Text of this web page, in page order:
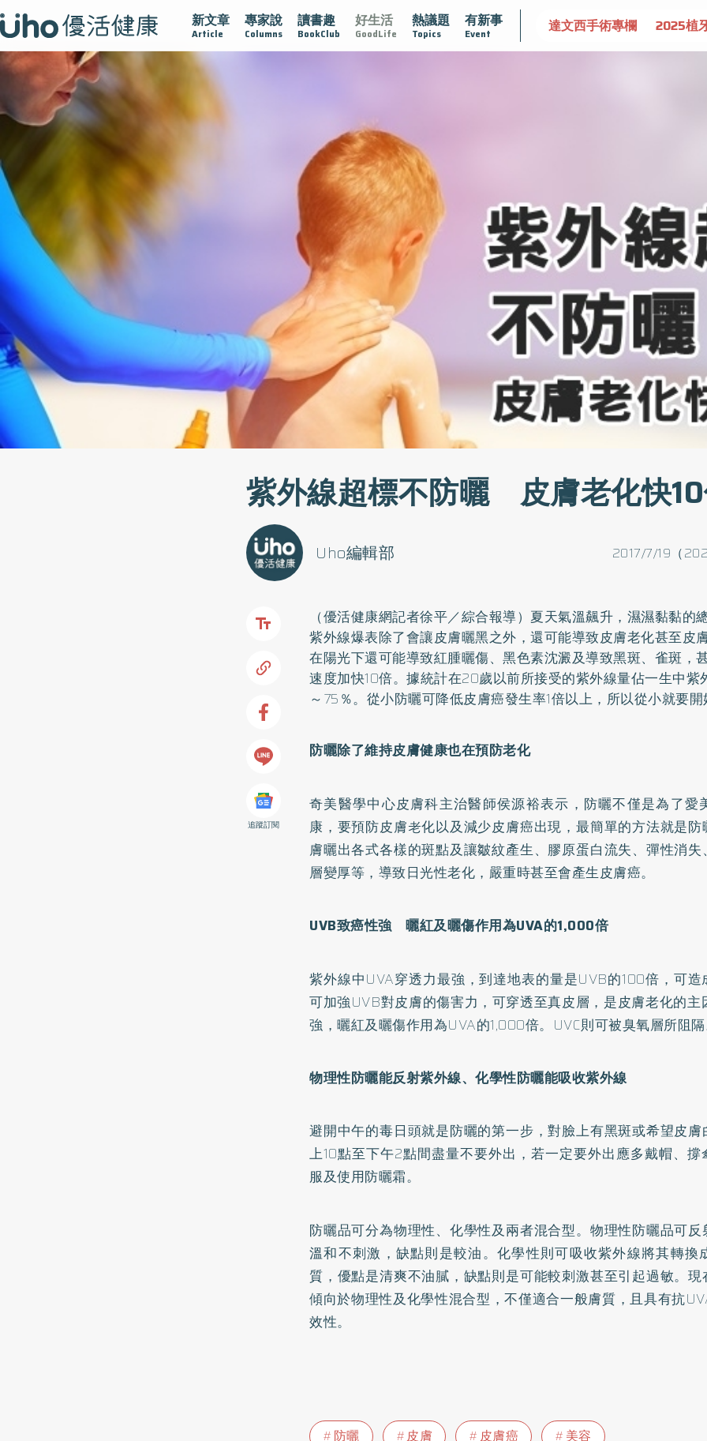
新文章
Article
專家說
Columns
讀書趣
BookClub
好生活
GoodLife
熱議題
Topics
有新事
Event
疫情保衛戰 再生醫學 愛的未來視 認識攝護腺肥大 守護骨骼健康 達文西手術專欄 2025植牙指南 漸凍不
紫外線超標不防曬 皮膚老化快
2017/7/19（
Uho編輯部
追蹤訂閱
（優活健康網記者徐平／綜合報導）夏天氣溫飆升，濕濕黏黏的
紫外線爆表除了會讓皮膚曬黑之外，還可能導致皮膚老化甚至皮
在陽光下還可能導致紅腫曬傷、黑色素沈澱及導致黑斑、雀斑，
速度加快10倍。據統計在20歲以前所接受的紫外線量佔一生中
～75％。從小防曬可降低皮膚癌發生率1倍以上，所以從小就要
防曬除了維持皮膚健康也在預防老化
奇美醫學中心皮膚科主治醫師侯源裕表示，防曬不僅是為了愛
康，要預防皮膚老化以及減少皮膚癌出現，最簡單的方法就是
膚曬出各式各樣的斑點及讓皺紋產生、膠原蛋白流失、彈性消
層變厚等，導致日光性老化，嚴重時甚至會產生皮膚癌。
UVB致癌性強 曬紅及曬傷作用為UVA的1,000倍
紫外線中UVA穿透力最強，到達地表的量是UVB的100倍，可
可加強UVB對皮膚的傷害力，可穿透至真皮層，是皮膚老化的
強，曬紅及曬傷作用為UVA的1,000倍。UVC則可被臭氧層所阻
物理性防曬能反射紫外線、化學性防曬能吸收紫外線
避開中午的毒日頭就是防曬的第一步，對臉上有黑斑或希望皮
上10點至下午2點間盡量不要外出，若一定要外出應多戴帽、
服及使用防曬霜。
防曬品可分為物理性、化學性及兩者混合型。物理性防曬品可
溫和不刺激，缺點則是較油。化學性則可吸收紫外線將其轉換
質，優點是清爽不油膩，缺點則是可能較刺激甚至引起過敏。
傾向於物理性及化學性混合型，不僅適合一般膚質，且具有抗
效性。
防曬 皮膚 皮膚癌 美容